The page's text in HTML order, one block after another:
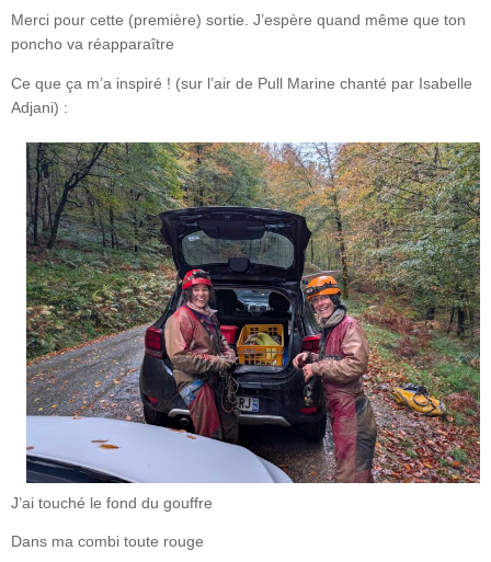
Merci pour cette (première) sortie. J’espère quand même que ton
poncho va réapparaître
Ce que ça m’a inspiré ! (sur l’air de Pull Marine chanté par Isabelle
Adjani) :
J’ai touché le fond du gouffre
Dans ma combi toute rouge